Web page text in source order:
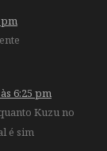
pm
6:25 pm
Kuzu no
é sim